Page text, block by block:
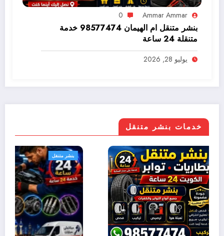
Ammar Ammar
0
بنشر متنقل ام الهيمان 98577474 خدمة
متنقلة 24 ساعة
يوليو 28, 2026
خدمات بنشر متنقل
بنشر متنقل